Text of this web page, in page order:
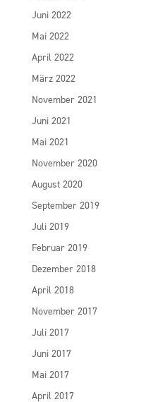
Juni 2022
Mai 2022
April 2022
März 2022
November 2021
Juni 2021
Mai 2021
November 2020
August 2020
September 2019
Juli 2019
Februar 2019
Dezember 2018
April 2018
November 2017
Juli 2017
Juni 2017
Mai 2017
April 2017